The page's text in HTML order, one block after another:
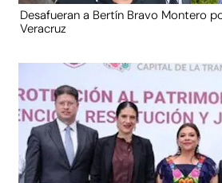
Desafueran a Bertín Bravo Montero
Veracruz